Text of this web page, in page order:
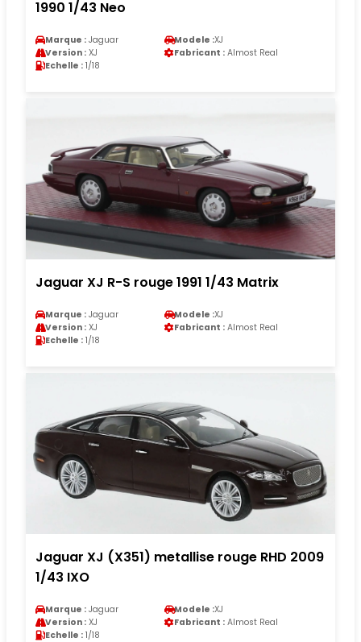
1990 1/43 Neo
Marque : Jaguar Modele :XJ
Version : XJ Fabricant : Almost Real
Echelle : 1/18
Jaguar XJ R-S rouge 1991 1/43 Matrix
Marque : Jaguar Modele :XJ
Version : XJ Fabricant : Almost Real
Echelle : 1/18
Jaguar XJ (X351) metallise rouge RHD 2009
1/43 IXO
Marque : Jaguar Modele :XJ
Version : XJ Fabricant : Almost Real
Echelle : 1/18